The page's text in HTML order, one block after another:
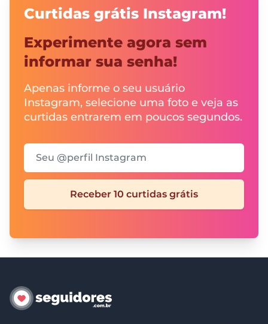
Curtidas grátis Instagram!
Experimente agora sem
informar sua senha!
Apenas informe o seu usuário
Instagram, selecione uma foto e veja as
curtidas entrarem em poucos segundos.
Seu @perfil Instagram
Receber 10 curtidas grátis